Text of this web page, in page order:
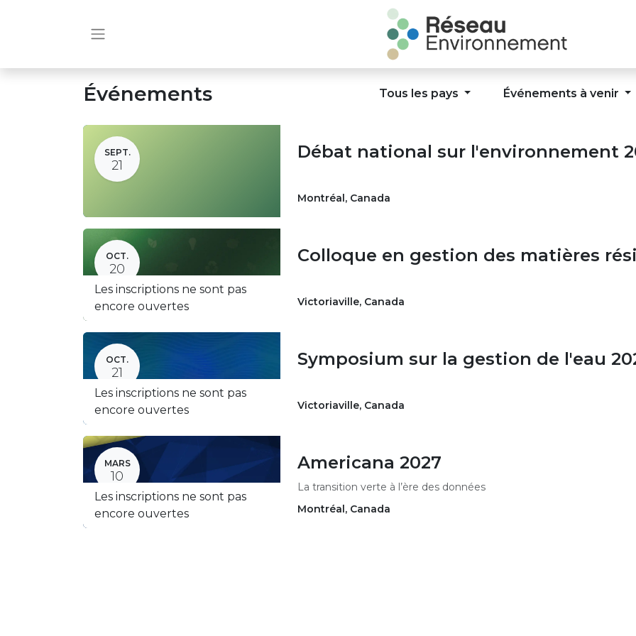
Événements Tous les pays Événements à venir
SEPT.
21
Débat national sur l'environnement
Montréal , Canada
OCT.
20
Les inscriptions ne sont pas
encore ouvertes
Colloque en gestion des matières
Victoriaville, Canada
OCT.
21
Les inscriptions ne sont pas
encore ouvertes
Symposium sur la gestion de l'eau
Victoriaville, Canada
MARS
10
Les inscriptions ne sont pas
encore ouvertes
Americana 2027
La transition verte à l’ère des données
Montréal , Canada